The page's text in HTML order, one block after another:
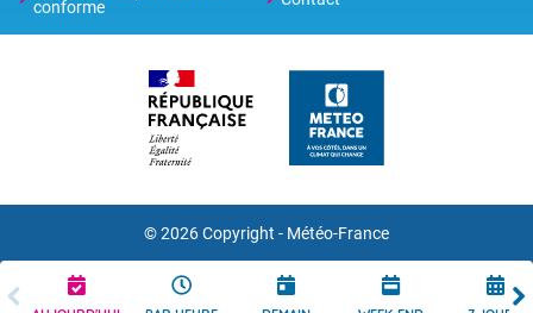
conforme
© 2026 Copyright - Météo-France